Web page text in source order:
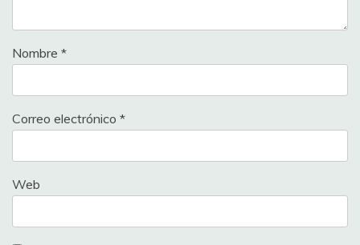
Nombre *
Correo electrónico *
Web